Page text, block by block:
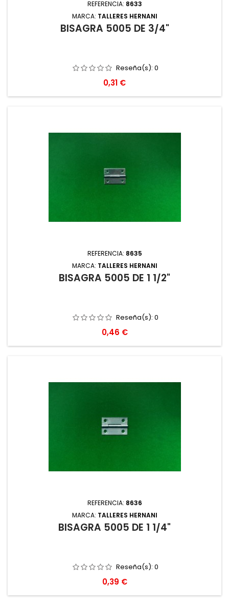
REFERENCIA: 8633
MARCA: TALLERES HERNANI
BISAGRA 5005 DE 3/4"
Reseña(s): 0
Precio
0,31 €
REFERENCIA: 8635
MARCA: TALLERES HERNANI
BISAGRA 5005 DE 1 1/2"
Reseña(s): 0
Precio
0,46 €
REFERENCIA: 8636
MARCA: TALLERES HERNANI
BISAGRA 5005 DE 1 1/4"
Reseña(s): 0
Precio
0,39 €